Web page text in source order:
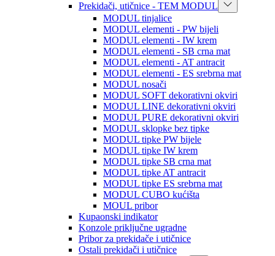
Prekidači, utičnice - TEM MODUL
MODUL tinjalice
MODUL elementi - PW bijeli
MODUL elementi - IW krem
MODUL elementi - SB crna mat
MODUL elementi - AT antracit
MODUL elementi - ES srebrna mat
MODUL nosači
MODUL SOFT dekorativni okviri
MODUL LINE dekorativni okviri
MODUL PURE dekorativni okviri
MODUL sklopke bez tipke
MODUL tipke PW bijele
MODUL tipke IW krem
MODUL tipke SB crna mat
MODUL tipke AT antracit
MODUL tipke ES srebrna mat
MODUL CUBO kućišta
MOUL pribor
Kupaonski indikator
Konzole priključne ugradne
Pribor za prekidače i utičnice
Ostali prekidači i utičnice